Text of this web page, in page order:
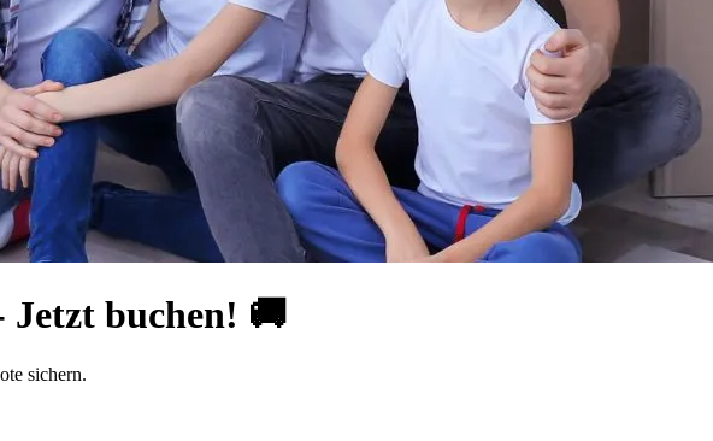
Jetzt buchen! 🚚
sichern.